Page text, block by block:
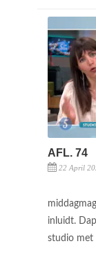
AFL. 74
22 April
inluidt.
studio met